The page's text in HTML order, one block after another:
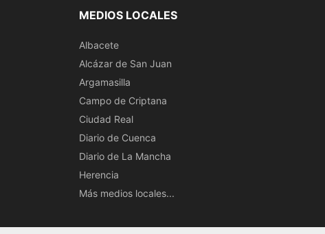
MEDIOS LOCALES
Albacete
Alcázar de San Juan
Argamasilla
Campo de Criptana
Ciudad Real
Diario de Cuenca
Diario de La Mancha
Herencia
Más medios locales...